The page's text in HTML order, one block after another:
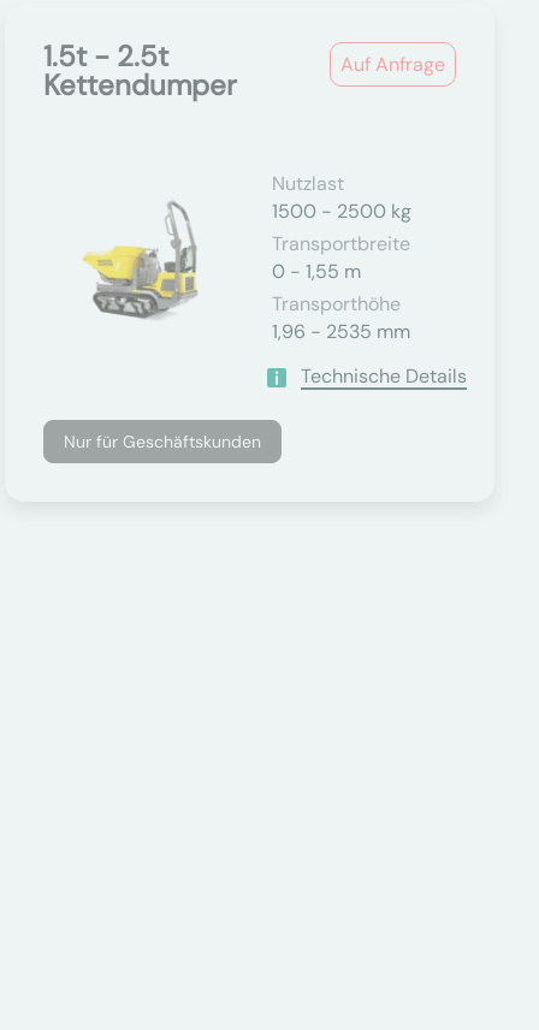
Auf Anfrage
1.5t - 2.5t
Kettendumper
Nutzlast
1500 - 2500 kg
Transportbreite
0 - 1,55 m
Transporthöhe
1,96 - 2535 mm
Technische Details
Nur für Geschäftskunden